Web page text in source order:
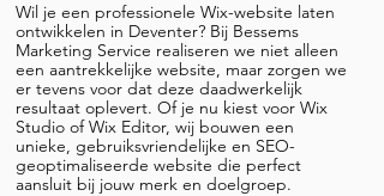
Wil je een professionele Wix-website laten
ontwikkelen in Deventer? Bij Bessems
Marketing Service realiseren we niet alleen
een aantrekkelijke website, maar zorgen we
er tevens voor dat deze daadwerkelijk
resultaat oplevert. Of je nu kiest voor Wix
Studio of Wix Editor, wij bouwen een
unieke, gebruiksvriendelijke en SEO-
geoptimaliseerde website die perfect
aansluit bij jouw merk en doelgroep.